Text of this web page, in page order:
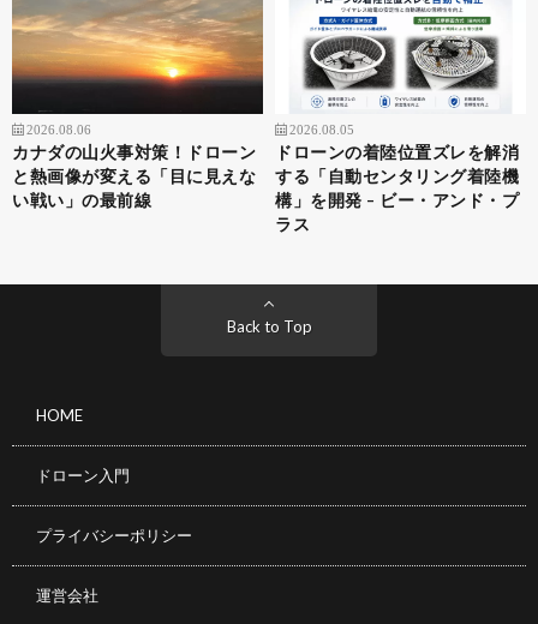
2026.08.06
カナダの山火事対策！ドローン
と熱画像が変える「目に見えな
い戦い」の最前線
2026.08.05
ドローンの着陸位置ズレを解消
する「自動センタリング着陸機
構」を開発 – ビー・アンド・プ
ラス
Back to Top
HOME
ドローン入門
プライバシーポリシー
運営会社